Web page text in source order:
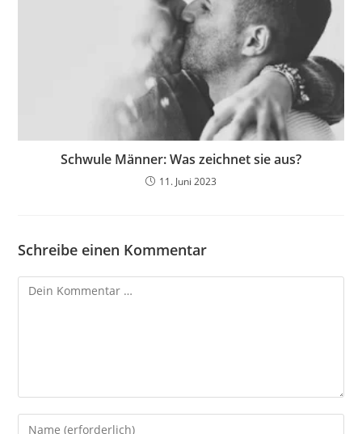
Schwule Männer: Was zeichnet sie aus?
11. Juni 2023
Schreibe einen Kommentar
Kommentar
Gib